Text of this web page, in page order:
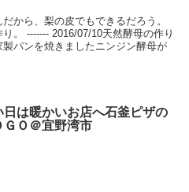
から、梨の皮でもできるだろう。
。 ------- 2016/07/10天然酵母の作り
パンを焼きましたニンジン酵母が
日は暖かいお店へ石釜ピザの
ＧＯ＠宜野湾市